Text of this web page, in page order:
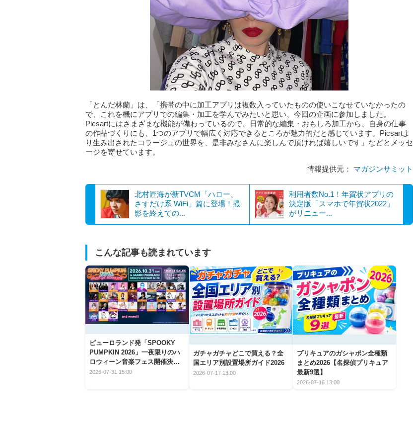
「とんだ林蘭」は、「携帯の中に加工アプリは複数入っていたものの使いこなせていなかったの
で、これを機にアプリでの編集・加工を学んでみたいと思い、今回の企画に参加しました。
Picsartにはさまざまな機能が備わっているので、日常的な編集・おもしろ加工から、自身の仕事
の作品づくりにも、1つのアプリで幅広く対応できるところが魅力的だと感じています。Picsartよ
り生み出されたコラージュの世界を、是非みなさんに楽しんで頂ければ嬉しいです」などとメッセ
ージを寄せています。
情報提供元： マガジンサミット
北村匠海が新TVCM「ハロー、
さすだけ系 WiFi」篇に登場！撮
影を終えての...
利用者数No.1！年賀状アプリの
決定版「スマホで年賀状2022」
がリニュー...
こんな記事も読まれています
ピューロランド発「SPOOKY
PUMPKIN 2026」一夜限りのハ
ロウィーン音楽フェス開催決
定！
2026-07-31 15:00
ガチャガチャどこで買える？全
国エリア別設置場所ガイド2026
2026-07-17 13:00
プリキュアのガシャポン全種類
まとめ2026【名探偵プリキュア
最新9選】
2026-07-16 13:00